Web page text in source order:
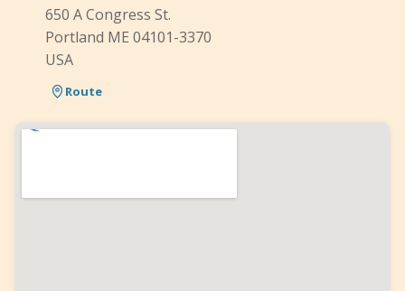
650 A Congress St.
Portland ME 04101-3370
USA
Route